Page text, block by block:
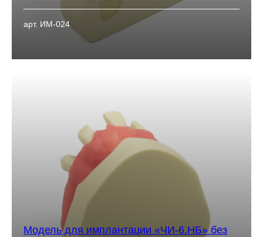
арт. ИМ-024
Модель для имплантации «ЧИ-6.НБ» без